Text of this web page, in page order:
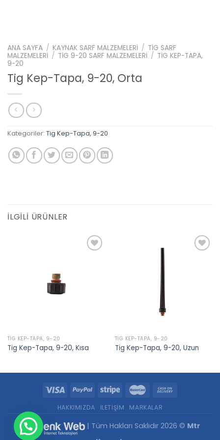
ANA SAYFA / KAYNAK SARF MALZEMELERI / TIG SARF
MALZEMELERI / TIG 9-20 SARF MALZEMELERI / TIG KEP-TAPA,
9-20
Tig Kep-Tapa, 9-20, Orta
Kategoriler: Tig Kep-Tapa, 9-20
İLGILI ÜRÜNLER
TIG KEP-TAPA, 9-20
Tig Kep-Tapa, 9-20, Kısa
TIG KEP-TAPA, 9-20
Tig Kep-Tapa, 9-20, Uzun
HAKKIMIZDA İLETIŞIM MARKALAR
| Tüm Hakları Saklıdır 2026 © Mtr